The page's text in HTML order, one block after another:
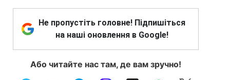
Не пропустіть головне! Підпишіться
на наші оновлення в Google!
Або читайте нас там, де вам зручно!